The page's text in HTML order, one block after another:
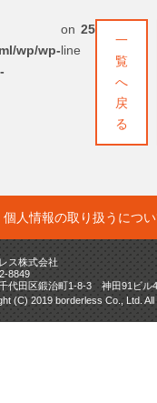
wp/wp-
on
line
25
一
覧
へ
戻
る
個人情報の取り扱うにつ
ス株式会社
8849
代田区鍛治町1-8-3 神田91ビル
(C) 2019 borderless Co., Ltd. All